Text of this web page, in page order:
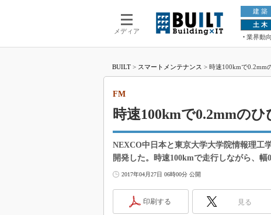
メディア
建 築
土 木
業界動向
BUILT > スマートメンテナンス > 時速100kmで0.2mm
時速100kmで0.2mmの
FM
NEXCO中日本と東京大学大学院情報理工
開発した。時速100kmで走行しながら、
2017年04月27日 06時00分 公開
印刷する 見る